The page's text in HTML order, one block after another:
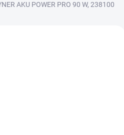
AKU POWER PRO 90 W, 238100